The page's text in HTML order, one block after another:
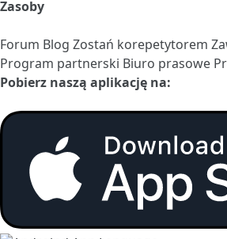
Zasoby
Forum Blog Zostań korepetytorem
Program partnerski Biuro prasowe
Pobierz naszą aplikację na: